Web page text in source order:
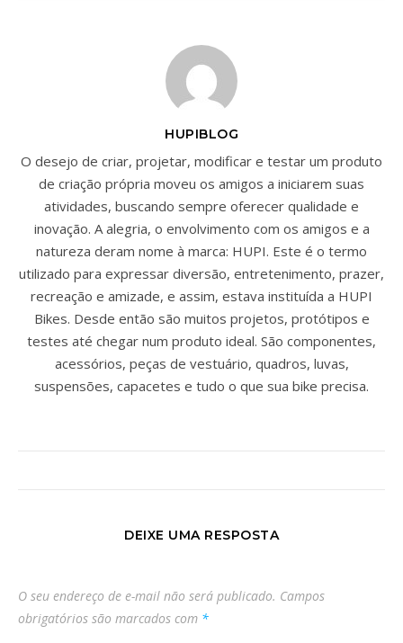
HUPIBLOG
O desejo de criar, projetar, modificar e testar um produto
de criação própria moveu os amigos a iniciarem suas
atividades, buscando sempre oferecer qualidade e
inovação. A alegria, o envolvimento com os amigos e a
natureza deram nome à marca: HUPI. Este é o termo
utilizado para expressar diversão, entretenimento, prazer,
recreação e amizade, e assim, estava instituída a HUPI
Bikes. Desde então são muitos projetos, protótipos e
testes até chegar num produto ideal. São componentes,
acessórios, peças de vestuário, quadros, luvas,
suspensões, capacetes e tudo o que sua bike precisa.
DEIXE UMA RESPOSTA
O seu endereço de e-mail não será publicado. Campos
obrigatórios são marcados com *